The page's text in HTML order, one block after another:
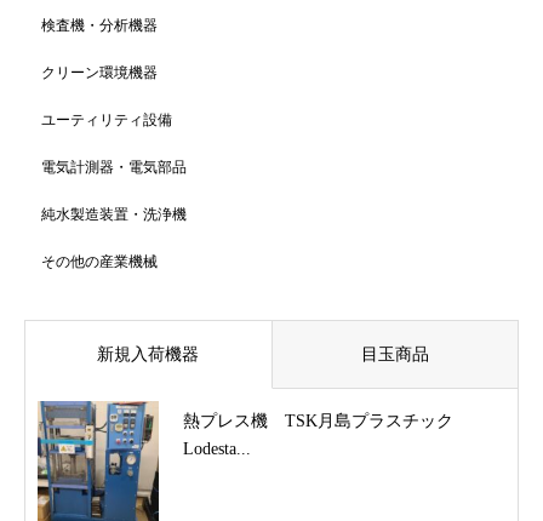
検査機・分析機器
クリーン環境機器
ユーティリティ設備
電気計測器・電気部品
純水製造装置・洗浄機
その他の産業機械
新規入荷機器 目玉商品
熱プレス機 TSK月島プラスチック
Lodesta...